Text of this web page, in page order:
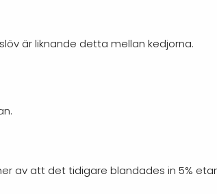
är liknande detta mellan kedjorna.
av att det tidigare blandades in 5%